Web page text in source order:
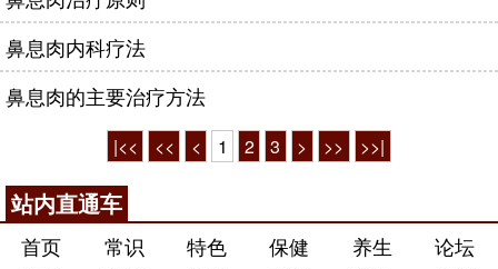
鼻息肉内科疗法
鼻息肉的主要治疗方法
|<< << < 1 2 3 > >> >>|
站内直通车
首页 常识 特色 保健 养生
论坛